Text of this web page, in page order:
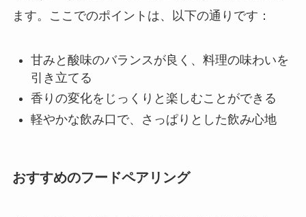
ます。ここでのポイントは、以下の通りです：
甘みと酸味のバランスが良く、料理の味わいを
引き立てる
香りの変化をじっくりと楽しむことができる
軽やかな飲み口で、さっぱりとした飲み心地
おすすめのフードペアリング